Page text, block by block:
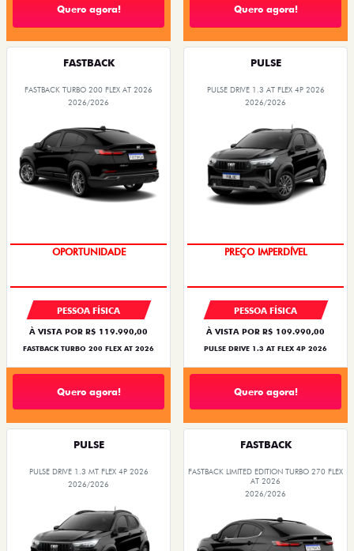
Quero agora! Quero agora!
FASTBACK
FASTBACK TURBO 200 FLEX AT 2026
2026/2026
OPORTUNIDADE
PESSOA FÍSICA
À VISTA POR R$ 119.990,00
FASTBACK TURBO 200 FLEX AT 2026
Quero agora!
PULSE
PULSE DRIVE 1.3 AT FLEX 4P 2026
2026/2026
O SUV AUTOMÁTICO MAIS
PESSOA FÍSICA
À VISTA POR R$ 109.990,00
PULSE DRIVE 1.3 AT FLEX 4P 2026
Quero agora!
PULSE
PULSE DRIVE 1.3 MT FLEX 4P 2026
2026/2026
FASTBACK
FASTBACK LIMITED EDITION TURBO 270 FLEX
AT 2026
2026/2026